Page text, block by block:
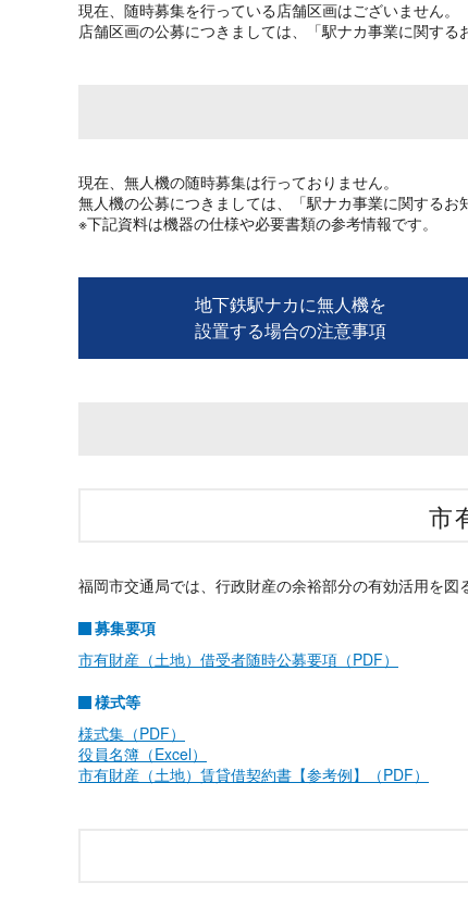
現在、随時募集を行っている店舗区画はございません。
店舗区画の公募につきましては、「駅ナカ事業に関する
現在、無人機の随時募集は行っておりません。
無人機の公募につきましては、「駅ナカ事業に関するお
※下記資料は機器の仕様や必要書類の参考情報です。
地下鉄駅ナカに無人機を
設置する場合の注意事項
市
福岡市交通局では、行政財産の余裕部分の有効活用を図
募集要項
市有財産（土地）借受者随時公募要項（PDF）
様式等
様式集（PDF）
役員名簿（Excel）
市有財産（土地）賃貸借契約書【参考例】（PDF）